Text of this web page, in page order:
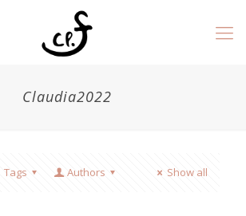
Claudia2022
Tags Authors Show all